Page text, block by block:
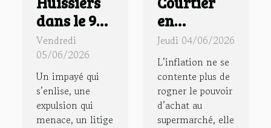
dans le 94 :
quand la
médiation
remplace
le conflit
Vendredi
05/06/2026
Un impayé qui
s’enlise, une
expulsion qui
menace, un litige
en
assurance :
la nouvelle
boussole
des
familles
Jeudi 04/06/2026
L’inflation ne se
contente plus de
rogner le pouvoir
d’achat au
supermarché, elle